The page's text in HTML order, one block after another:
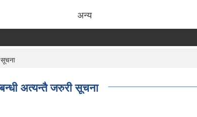
अन्य
सूचना
अत्यन्तै जरुरी सूचना